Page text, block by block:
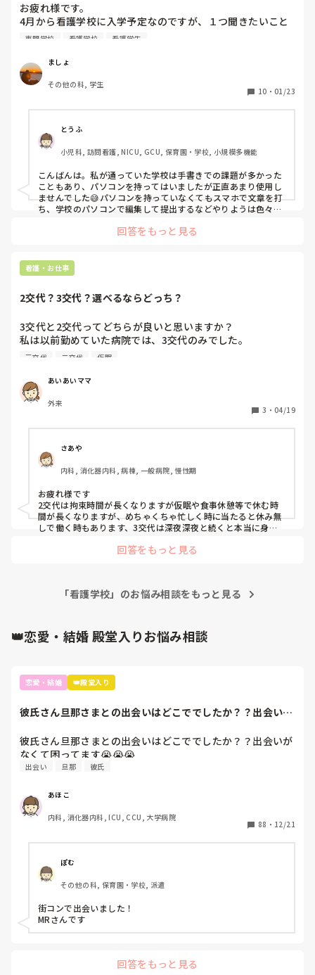
お疲れ様です。
4月から看護学校に入学予定なのですが、１つ聞きたいこと
があります。
使えるiPadを購入しようと思っています。入学後にパソコン
を買うように！と言われたりしないですか？
専門学校 看護学校 看護学生
ましょ
その他の科, 学生
10 ・ 01/23
とうふ
小児科, 訪問看護, NICU, GCU, 保育園・学校, 小規模多機能
こんばんは。私が通っていた学校は手書きでの課題が多かった
こともあり、パソコンを持ってはいましたが正直あまり使用し
ませんでした😅パソコンを持っていなくてもスマホで文章を打
ち、学校のパソコンで編集して提出するなどやりようは色々あ
ソコンを持っていない人は周りにいなかったように記憶してい
んでしたが、学校によっては支給してくれるところもあるよう
ですし、就職してからも研修の事前課題や研究などで使います
回答をもっと見る
看護・お仕事
2交代？3交代？選べるならどっち？
3交代と2交代ってどちらが良いと思いますか？
私は以前勤めていた病院では、3交代のみでした。
新人の頃からそれが当たり前だったので、日勤終わってから
ます。
看護学校時代の友人達に話を聞くと、2交代ばかりでした。3
交代とかありえないよー！無理だー！などとしか言われませ
次勤める病院は2交代と3交代を、選択できるそうです。
そこでみなさんに聞いてみたいなと思いました！
なんでも良いのでメリットやデメリットなどありましたら教
えてください。
三交代 二交代 仮眠
あいあいママ
外来
3 ・ 04/19
さあや
内科, 消化器内科, 病棟, 一般病院, 慢性期
お疲れ様です
2交代は拘束時間が長くなりますが仮眠や食事休憩等で休む時
間が長くなりますが、めちゃくちゃ忙しく時に当たると休み無
しで働く時もあります、3交代は深夜深夜と続くと本当に身体
と変動があります、割り切って出来るなら3交代が良いけど夜
回答をもっと見る
「看護学校」のお悩み相談をもっと見る
👑恋愛・結婚 殿堂入りお悩み相談
恋愛・結婚 👑殿堂入り
彼氏さん旦那さまとの出会いはどこででしたか？？出会いが
彼氏さん旦那さまとの出会いはどこででしたか？？出会いが
なくて困ってます😭😭😭
出会い 旦那 彼氏
あほこ
内科, 消化器内科, ICU, CCU, 大学病院
88 ・ 12/21
ぽむ
その他の科, 保育園・学校, 派遣
街コンで出会いました！
MRさんです
回答をもっと見る